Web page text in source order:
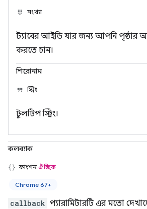
সংখ্যা
ট্যাবের আইডি যার জন্য আপনি পৃষ্ঠার
করতে চান।
শিরোনাম
স্ট্রিং
টুলটিপ স্ট্রিং।
কলব্যাক
ফাংশনঐচ্ছিক
Chrome 67+
callback প্যারামিটারটি এর মতো